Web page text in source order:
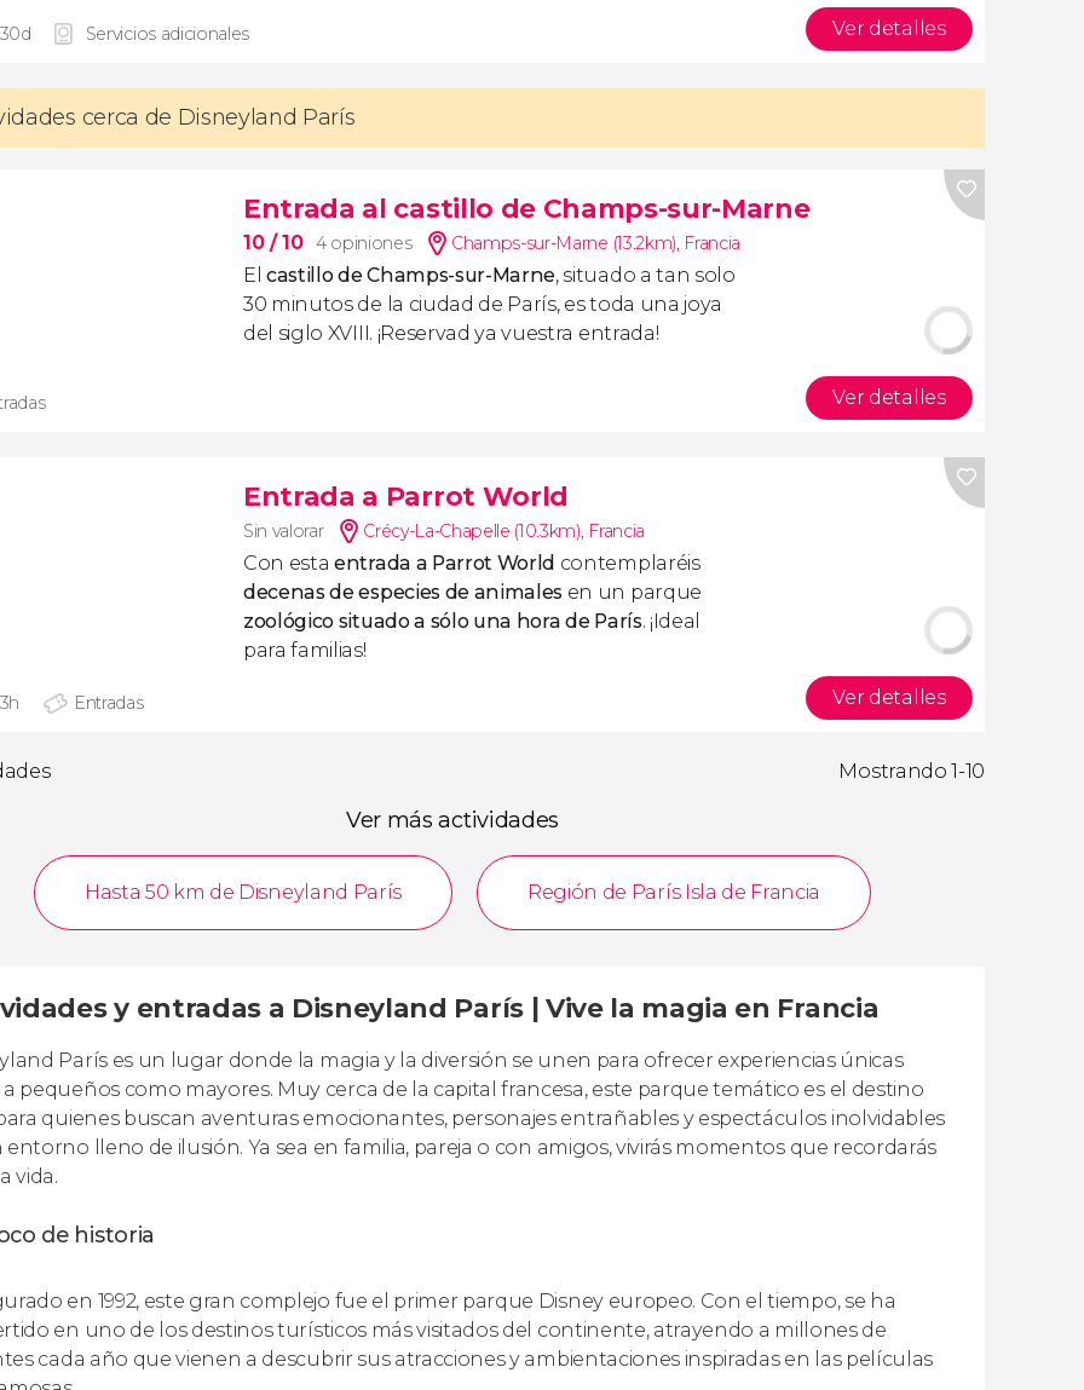
Servicios adicionales Ver detalles
cerca de Disneyland París
Entrada al castillo de Champs-sur-Marne
10/ 10 4 opiniones Champs-sur-Marne (13.2km), Francia
Elcastillo de Champs-sur-Marne, situado a tan solo
30 minutos de la ciudad de París, es toda una joya
del siglo XVIII. ¡Reservad ya vuestra entrada!
Ver detalles
Entrada a Parrot World
Sin valorar Crécy-La-Chapelle (10.3km), Francia
Con estaentrada a Parrot World contemplaréis
decenas de especies de animales en un parque
zoológico situado a sólo una hora de París. ¡Ideal
para familias!
Entradas Ver detalles
Mostrando 1-10
Ver más actividades
Hasta 50 km de Disneyland París Región de París Isla de Francia
y entradas a Disneyland París | Vive la magia en Francia
París es un lugar donde la magia y la diversión se unen para ofrecer experiencias únicas
pequeños como mayores. Muy cerca de la capital francesa, este parque temático es el destino
quienes buscan aventuras emocionantes, personajes entrañables y espectáculos inolvidables
entorno lleno de ilusión. Ya sea en familia, pareja o con amigos, vivirás momentos que recordarás
vida.
de historia
en 1992, este gran complejo fue el primer parque Disney europeo. Con el tiempo, se ha
en uno de los destinos turísticos más visitados del continente, atrayendo a millones de
cada año que vienen a descubrir sus atracciones y ambientaciones inspiradas en las películas